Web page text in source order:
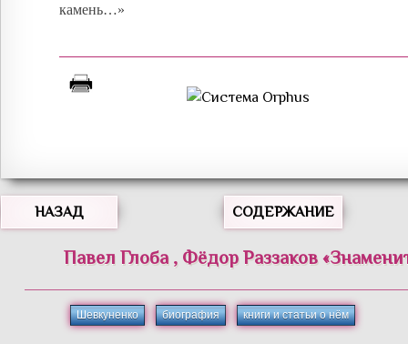
камень…»
НАЗАД СОДЕРЖАНИЕ
Павел Глоба , Фёдор Раззаков«
Шевкуненко биография книги и статьи о нём